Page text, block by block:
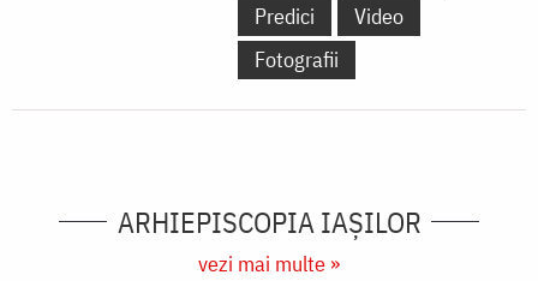
Predici
Video
Fotografii
ARHIEPISCOPIA IAŞILOR
vezi mai multe »